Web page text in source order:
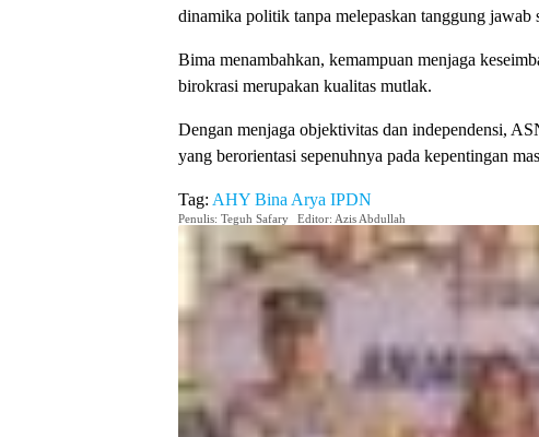
dinamika politik tanpa melepaskan tanggung jawab
​Bima menambahkan, kemampuan menjaga
birokrasi merupakan kualitas mutlak.
Dengan menjaga objektivitas dan independensi,
yang berorientasi sepenuhnya pada kepentingan
Tag: AHY Bina Arya IPDN
Penulis: Teguh Safary Editor: Azis Abdullah